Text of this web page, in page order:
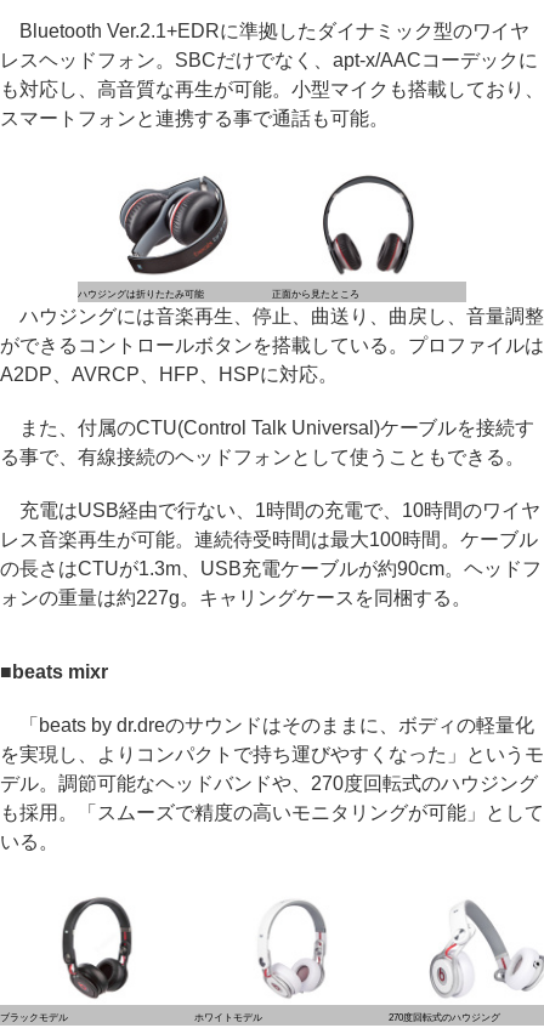
Bluetooth Ver.2.1+EDRに準拠したダイナミック型のワイヤ
レスヘッドフォン。SBCだけでなく、apt-x/AACコーデックに
も対応し、高音質な再生が可能。小型マイクも搭載しており、
スマートフォンと連携する事で通話も可能。
ハウジングは折りたたみ可能 正面から見たところ
ハウジングには音楽再生、停止、曲送り、曲戻し、音量調整
ができるコントロールボタンを搭載している。プロファイルは
A2DP、AVRCP、HFP、HSPに対応。
また、付属のCTU(Control Talk Universal)ケーブルを接続す
る事で、有線接続のヘッドフォンとして使うこともできる。
充電はUSB経由で行ない、1時間の充電で、10時間のワイヤ
レス音楽再生が可能。連続待受時間は最大100時間。ケーブル
の長さはCTUが1.3m、USB充電ケーブルが約90cm。ヘッドフ
ォンの重量は約227g。キャリングケースを同梱する。
■beats mixr
「beats by dr.dreのサウンドはそのままに、ボディの軽量化
を実現し、よりコンパクトで持ち運びやすくなった」というモ
デル。調節可能なヘッドバンドや、270度回転式のハウジング
も採用。「スムーズで精度の高いモニタリングが可能」として
いる。
ブラックモデル ホワイトモデル 270度回転式のハウジング